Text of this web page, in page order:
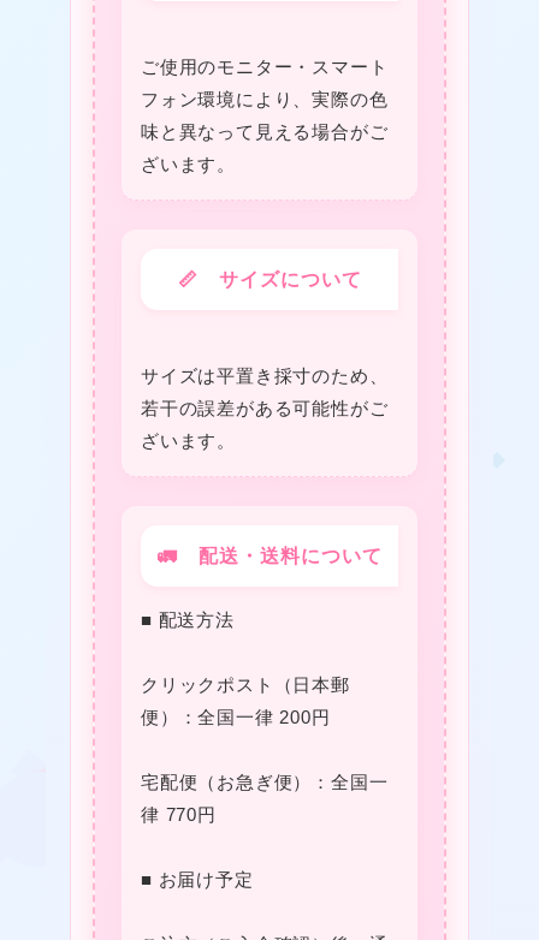
ご使用のモニター・スマート
フォン環境により、実際の色
味と異なって見える場合がご
ざいます。
📏 サイズについて
サイズは平置き採寸のため、
若干の誤差がある可能性がご
ざいます。
🚛 配送・送料について
■ 配送方法
クリックポスト（日本郵
便）：全国一律 200円
宅配便（お急ぎ便）：全国一
律 770円
■ お届け予定
★
★
❤
★